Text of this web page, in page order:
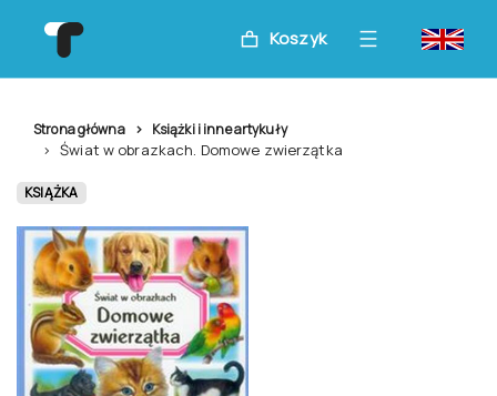
Koszyk
Strona główna Książki i inne artykuły
Świat w obrazkach. Domowe zwierzątka
KSIĄŻKA